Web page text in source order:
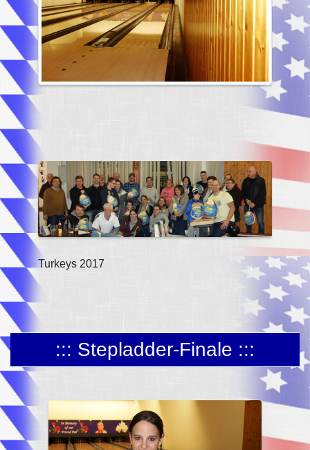
Turkeys 2017
::: Stepladder-Finale :::